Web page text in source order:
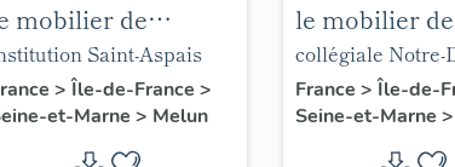
mobilier de
Saint-
Saint-Aspais
> Île-de-France >
et-Marne > Melun
le mobilier
collégiale
Dame
collégiale Notre-
France > Île-de-
Seine-et-Marne >